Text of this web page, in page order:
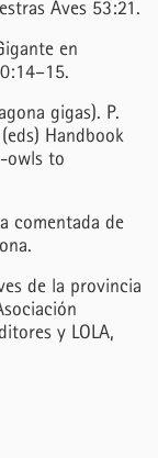
Aves 53:21.
en
gigas). P.
Handbook
owls to
comentada de
de la provincia
y LOLA,